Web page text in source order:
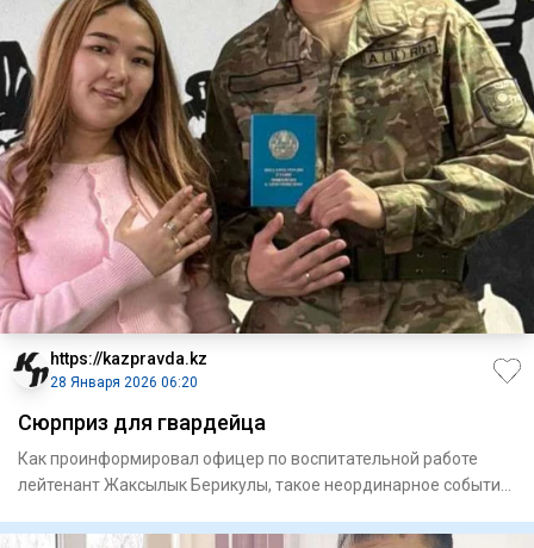
https://kazpravda.kz
28 Января 2026 06:20
Сюрприз для гвардейца
Как проинформировал офицер по воспитательной работе
лейтенант Жаксылык Берикулы, такое неординарное событие